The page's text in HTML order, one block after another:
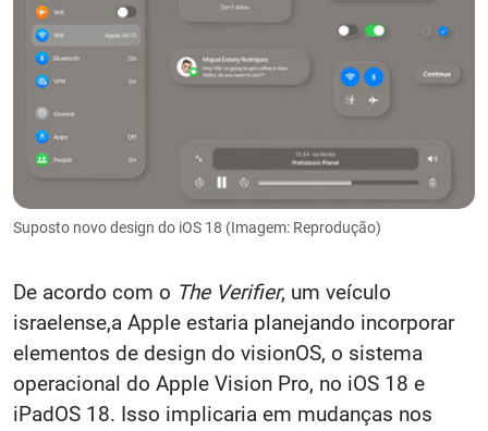
Suposto novo design do iOS 18 (Imagem: Reprodução)
De acordo com o The Verifier, um veículo
israelense,a Apple estaria planejando incorporar
elementos de design do visionOS, o sistema
operacional do Apple Vision Pro, no iOS 18 e
iPadOS 18. Isso implicaria em mudanças nos